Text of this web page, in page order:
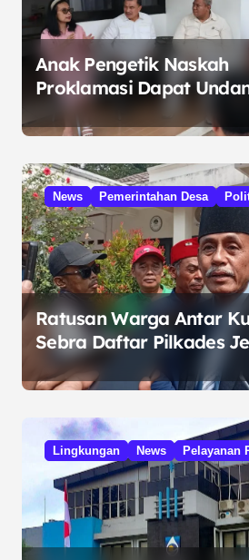
Anak Pengetik Naskah
Proklamasi Dapat
HUT RI dari Presiden
Prabowo
News Pemerintahan Desa
Ratusan Warga Antar
Sebra Daftar Pilkades
Jaya, Serukan Pemilu
Lingkungan News Pelayanan